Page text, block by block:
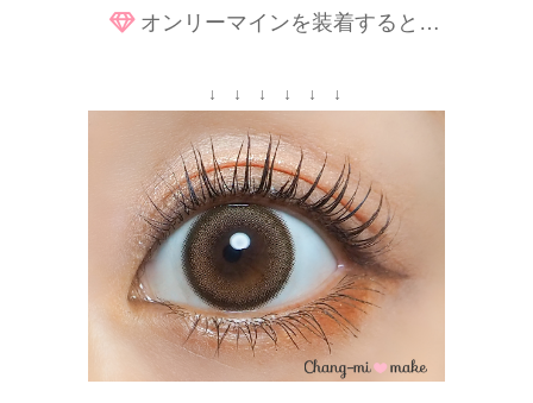
オンリーマインを装着すると…
↓ ↓ ↓ ↓ ↓ ↓